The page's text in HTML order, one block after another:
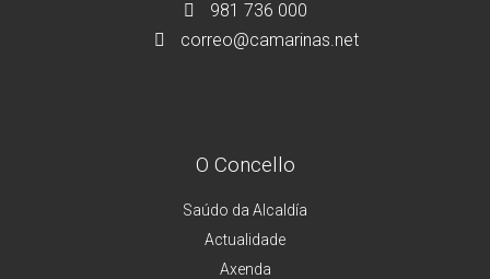
981 736 000
correo@camarinas.net
O Concello
Saúdo da Alcaldía
Actualidade
Axenda